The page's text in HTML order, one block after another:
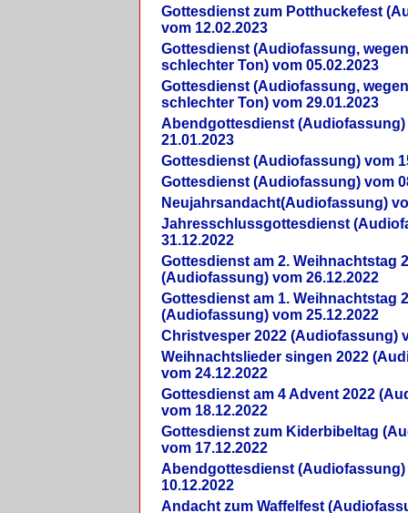
Gottesdienst zum Potthuckefest
vom 12.02.2023
Gottesdienst (Audiofassung,
schlechter Ton) vom 05.02.2023
Gottesdienst (Audiofassung,
schlechter Ton) vom 29.01.2023
Abendgottesdienst (Audiofassung)
21.01.2023
Gottesdienst (Audiofassung) vom
Gottesdienst (Audiofassung) vom
Neujahrsandacht(Audiofassung)
Jahresschlussgottesdienst
31.12.2022
Gottesdienst am 2. Weihnachtstag
(Audiofassung) vom 26.12.2022
Gottesdienst am 1. Weihnachtstag
(Audiofassung) vom 25.12.2022
Christvesper 2022 (Audiofassung)
Weihnachtslieder singen 2022
vom 24.12.2022
Gottesdienst am 4 Advent 2022
vom 18.12.2022
Gottesdienst zum Kiderbibeltag
vom 17.12.2022
Abendgottesdienst (Audiofassung)
10.12.2022
Andacht zum Waffelfest